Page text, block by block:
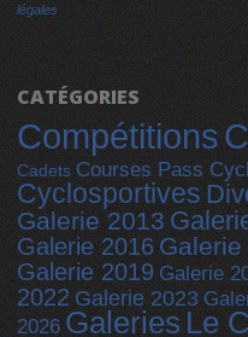
légales
CATÉGORIES
Compétitions
Cadets Courses Pass
Cyclosportives
Galerie 2013
Galerie 2016
Galerie 2019 Galerie
2022 Galerie 2023
2026 Galeries Le